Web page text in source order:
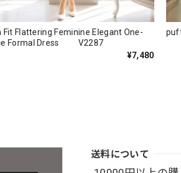
Fit Flattering Feminine Elegant One-
Formal Dress V2287
¥7,480
送料について